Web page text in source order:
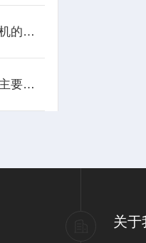
防爆型闭路离心喷雾干燥机的新技术理念
喷雾式包衣机的应用领域主要包括以下几个方面
关于